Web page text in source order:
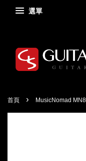
選單
首頁 › MusicNomad